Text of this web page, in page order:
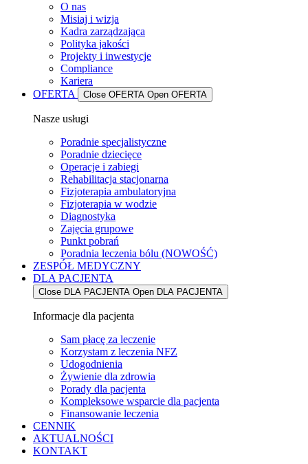
O nas
Misiaj i wizja
Kadra zarządzająca
Polityka jakości
Projekty i inwestycje
Compliance
Kariera
OFERTA
Close OFERTA Open OFERTA
Nasze usługi
Poradnie specjalistyczne
Poradnie dziecięce
Operacje i zabiegi
Rehabilitacja stacjonarna
Fizjoterapia ambulatoryjna
Fizjoterapia w wodzie
Diagnostyka
Zajęcia grupowe
Punkt pobrań
Poradnia leczenia bólu (NOWOŚĆ)
ZESPÓŁ MEDYCZNY
DLA PACJENTA
Close DLA PACJENTA Open DLA PACJENTA
Informacje dla pacjenta
Sam płacę za leczenie
Korzystam z leczenia NFZ
Udogodnienia
Żywienie dla zdrowia
Porady dla pacjenta
Kompleksowe wsparcie dla pacjenta
Finansowanie leczenia
CENNIK
AKTUALNOŚCI
KONTAKT